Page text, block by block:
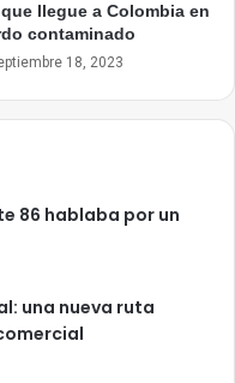
llegue a Colombia en
contaminado
18, 2023
86 hablaba por un
una nueva ruta